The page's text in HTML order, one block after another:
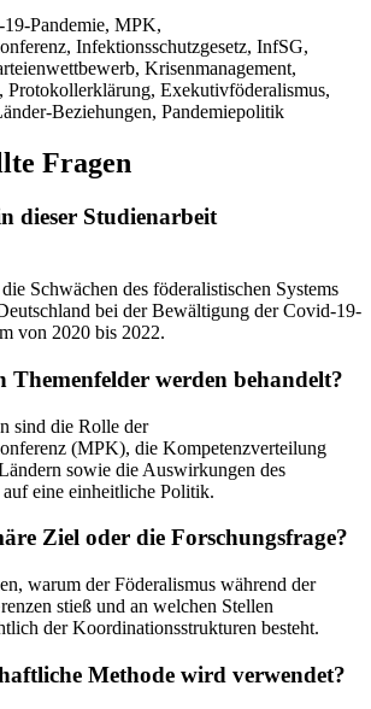
Pandemie, MPK,
Infektionsschutzgesetz, InfSG,
Krisenmanagement,
Protokollerklärung, Exekutivföderalismus,
Beziehungen, Pandemiepolitik
Fragen
dieser Studienarbeit
Schwächen des föderalistischen Systems
bei der Bewältigung der Covid-19-
von 2020 bis 2022.
Themenfelder werden behandelt?
sind die Rolle der
(MPK), die Kompetenzverteilung
sowie die Auswirkungen des
eine einheitliche Politik.
Ziel oder die Forschungsfrage?
warum der Föderalismus während der
stieß und an welchen Stellen
der Koordinationsstrukturen besteht.
Methode wird verwendet?